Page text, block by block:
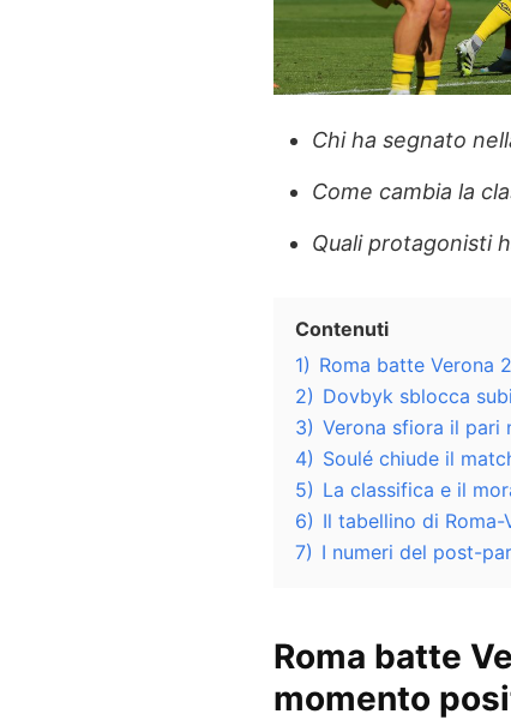
Chi ha segnato
Come cambia la
Quali protagonisti
Contenuti
1) Roma batte Verona
2) Dovbyk sblocca
3) Verona sfiora il pari
4) Soulé chiude il
5) La classifica e il
6) Il tabellino di
7) I numeri del post-
Roma batte
momento